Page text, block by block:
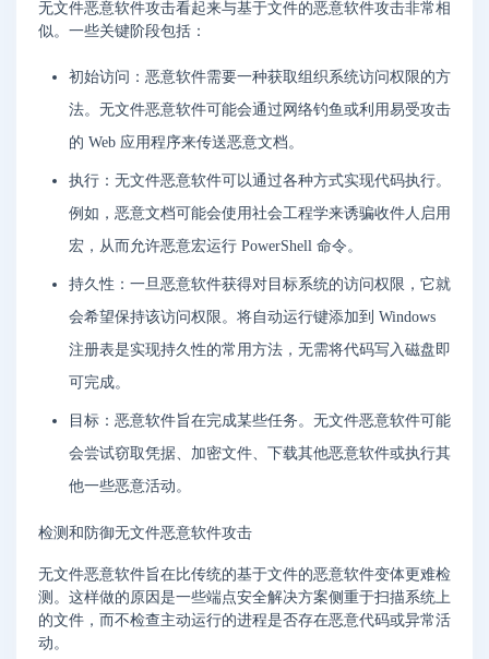
无文件恶意软件攻击看起来与基于文件的恶意软件攻击非常相
似。一些关键阶段包括：
初始访问：恶意软件需要一种获取组织系统访问权限的方
法。无文件恶意软件可能会通过网络钓鱼或利用易受攻击
的 Web 应用程序来传送恶意文档。
执行：无文件恶意软件可以通过各种方式实现代码执行。
例如，恶意文档可能会使用社会工程学来诱骗收件人启用
宏，从而允许恶意宏运行 PowerShell 命令。
持久性：一旦恶意软件获得对目标系统的访问权限，它就
会希望保持该访问权限。将自动运行键添加到 Windows
注册表是实现持久性的常用方法，无需将代码写入磁盘即
可完成。
目标：恶意软件旨在完成某些任务。无文件恶意软件可能
会尝试窃取凭据、加密文件、下载其他恶意软件或执行其
他一些恶意活动。
检测和防御无文件恶意软件攻击
无文件恶意软件旨在比传统的基于文件的恶意软件变体更难检
测。这样做的原因是一些端点安全解决方案侧重于扫描系统上
的文件，而不检查主动运行的进程是否存在恶意代码或异常活
动。